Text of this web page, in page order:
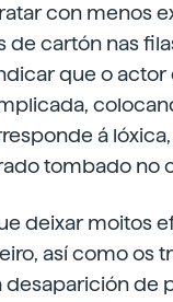
con menos
cartón nas
que o actor
á
tombado no
deixar moitos
así como os
desaparición de